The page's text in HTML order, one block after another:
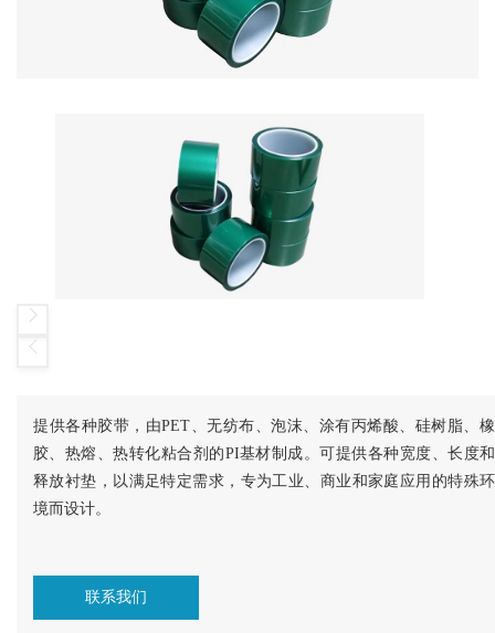
提供各种胶带，由PET、无纺布、泡沫、涂有丙烯酸、硅树脂、橡
胶、热熔、热转化粘合剂的PI基材制成。可提供各种宽度、长度和
释放衬垫，以满足特定需求，专为工业、商业和家庭应用的特殊环
境而设计。
联系我们